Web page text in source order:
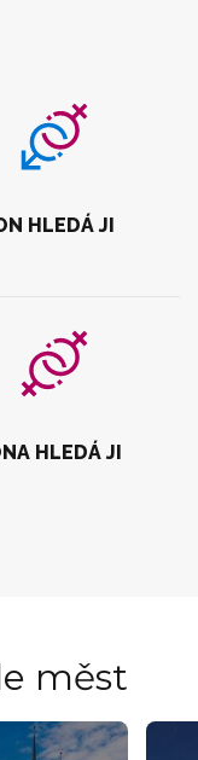
HLEDÁ JI
HLEDÁ JI
měst